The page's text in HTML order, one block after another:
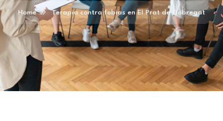
Home Terapia contra fobias en El Prat de Llobregat